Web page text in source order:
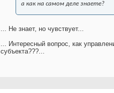
а как на самом деле знаете?
... Не знает, но чувствует...
... Интересный вопрос, как
субъекта???...